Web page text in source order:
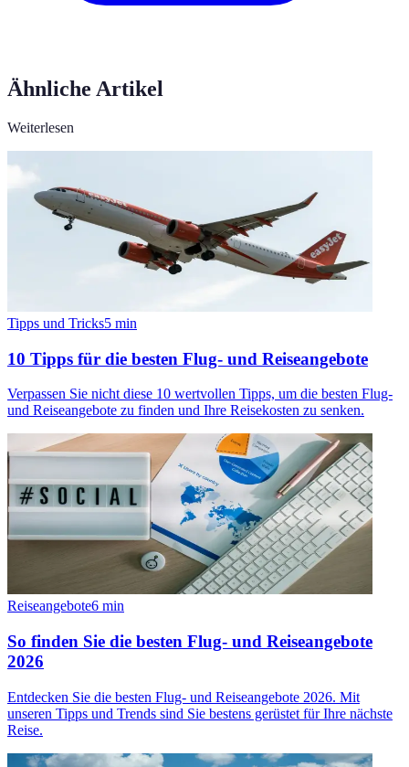
Ähnliche Artikel
Weiterlesen
Tipps und Tricks5 min
10 Tipps für die besten Flug- und Reiseangebote
Verpassen Sie nicht diese 10 wertvollen Tipps, um die besten Flug-
und Reiseangebote zu finden und Ihre Reisekosten zu senken.
Reiseangebote6 min
So finden Sie die besten Flug- und Reiseangebote
2026
Entdecken Sie die besten Flug- und Reiseangebote 2026. Mit
unseren Tipps und Trends sind Sie bestens gerüstet für Ihre nächste
Reise.